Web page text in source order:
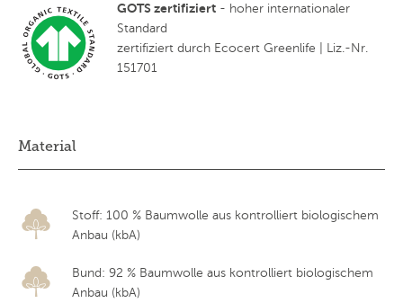
GOTS zertifiziert - hoher internationaler
Standard
zertifiziert durch Ecocert Greenlife | Liz.-Nr.
151701
Material
Stoff: 100 % Baumwolle aus kontrolliert biologischem
Anbau (kbA)
Bund: 92 % Baumwolle aus kontrolliert biologischem
Anbau (kbA)